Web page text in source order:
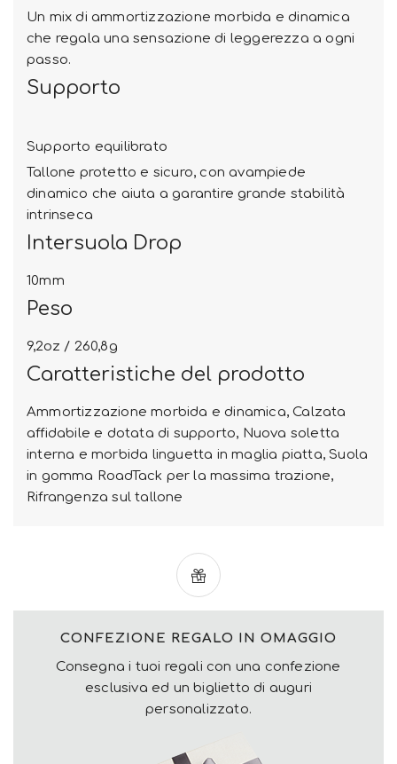
Un mix di ammortizzazione morbida e dinamica
che regala una sensazione di leggerezza a ogni
passo.
Supporto
Supporto equilibrato
Tallone protetto e sicuro, con avampiede
dinamico che aiuta a garantire grande stabilità
intrinseca
Intersuola Drop
10mm
Peso
9,2oz / 260,8g
Caratteristiche del prodotto
Ammortizzazione morbida e dinamica, Calzata
affidabile e dotata di supporto, Nuova soletta
interna e morbida linguetta in maglia piatta, Suola
in gomma RoadTack per la massima trazione,
Rifrangenza sul tallone
CONFEZIONE REGALO IN OMAGGIO
Consegna i tuoi regali con una confezione
esclusiva ed un biglietto di auguri
personalizzato.